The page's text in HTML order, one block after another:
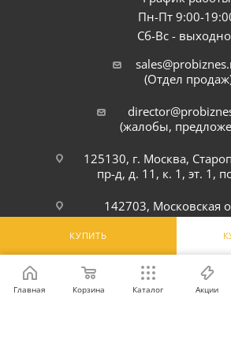
КУПИТЬ
Пн-Пт 9:00-
Сб-Вс -
(Отдел
(жалобы,
125130, г. Москва,
пр-д, д. 11, к. 1, эт. 1,
142703, Московская
Ленинский р-н, г.
Белокаменное
ПОДПИСАТЬСЯ НА
Главная Корзина Каталог Акции